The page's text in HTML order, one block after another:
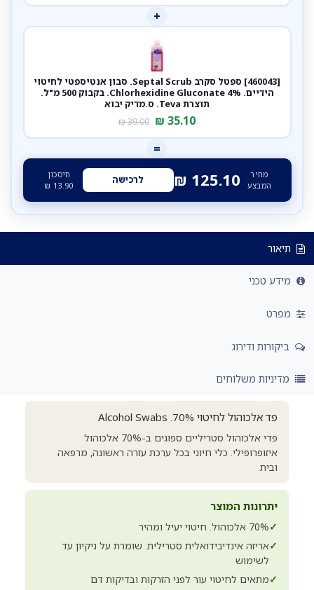
+
[460043] ספטל סקרב Septal Scrub. סבון אנטיספטי לחיטוי
הידיים. Chlorhexidine Gluconate 4%. בקבוק 500 מ"ל.
תוצרת Teva. ס.מדיק יבוא
35.10
₪
39.00
₪
=
מחיר
המבצע
125.10
₪ לרכישה
חיסכון
13.90
₪
תיאור
מידע טכני
מפרט
ביקורות ודירוג
מדיניות משלוחים
פד אלכוהול לחיטוי 70%. Alcohol Swabs
פדי אלכוהול סטריליים ספוגים ב-70% אלכוהול
איזופרופילי. כלי חיוני בכל ערכת עזרה ראשונה, מרפאה
ובית.
יתרונות המוצר
✓70% אלכוהול. חיטוי יעיל ומהיר
✓אריזה אינדיבידואלית סטרילית. שומרת על ניקיון עד
לשימוש
✓מתאים לחיטוי עור לפני הזרקות ובדיקות דם